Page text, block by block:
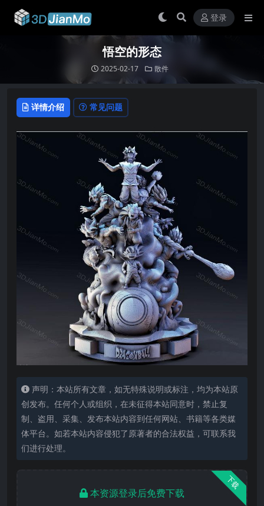
登录
悟空的形态
2025-02-17 散件
详情介绍 常见问题
声明：本站所有文章，如无特殊说明或标注，均为本站原
创发布。任何个人或组织，在未征得本站同意时，禁止复
制、盗用、采集、发布本站内容到任何网站、书籍等各类媒
体平台。如若本站内容侵犯了原著者的合法权益，可联系我
们进行处理。
下载
本资源登录后免费下载